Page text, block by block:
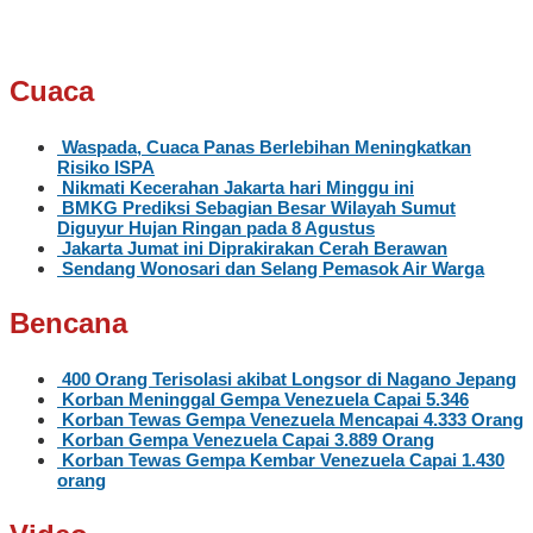
Cuaca
Waspada, Cuaca Panas Berlebihan Meningkatkan
Risiko ISPA
Nikmati Kecerahan Jakarta hari Minggu ini
BMKG Prediksi Sebagian Besar Wilayah Sumut
Diguyur Hujan Ringan pada 8 Agustus
Jakarta Jumat ini Diprakirakan Cerah Berawan
Sendang Wonosari dan Selang Pemasok Air Warga
Bencana
400 Orang Terisolasi akibat Longsor di Nagano Jepang
Korban Meninggal Gempa Venezuela Capai 5.346
Korban Tewas Gempa Venezuela Mencapai 4.333 Orang
Korban Gempa Venezuela Capai 3.889 Orang
Korban Tewas Gempa Kembar Venezuela Capai 1.430
orang